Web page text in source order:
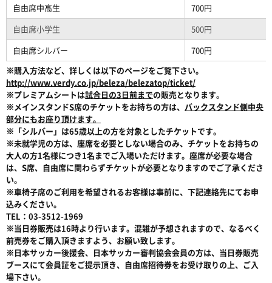
自由席中高生
700円
自由席小学生
500円
自由席シルバー
700円
※購入方法など、詳しくは以下のページをご覧下さい。
http://www.verdy.co.jp/beleza/belezatop/ticket/
※プレミアムシートは試合日の3日前までの販売となります。
※メインスタンドS席のチケットをお持ちの方は、 バックスタンド側中央
部分にもお座り頂けます。
※「シルバー」は65歳以上の方を対象としたチケットです。
※未就学児の方は、座席を必要としない場合のみ、チケットをお持ちの
大人の方1名様につき1名までご入場いただけます。座席が必要な場合
は、S席、自由席に関わらずチケットが必要となりますのでご了承くださ
い。
※車椅子席のご利用を希望されるお客様は事前に、下記連絡先にてお申
込みください。
TEL：03-3512-1969
※当日券販売は16時より行います。混雑が予想されますので、なるべく
前売券をご購入頂きますよう、お願い致します。
※日本サッカー後援会、日本サッカー審判協会会員の方は、当日券販売
ブースにて会員証をご提示頂き、自由席招待券をお受け取りの上、ご入
場下さい。